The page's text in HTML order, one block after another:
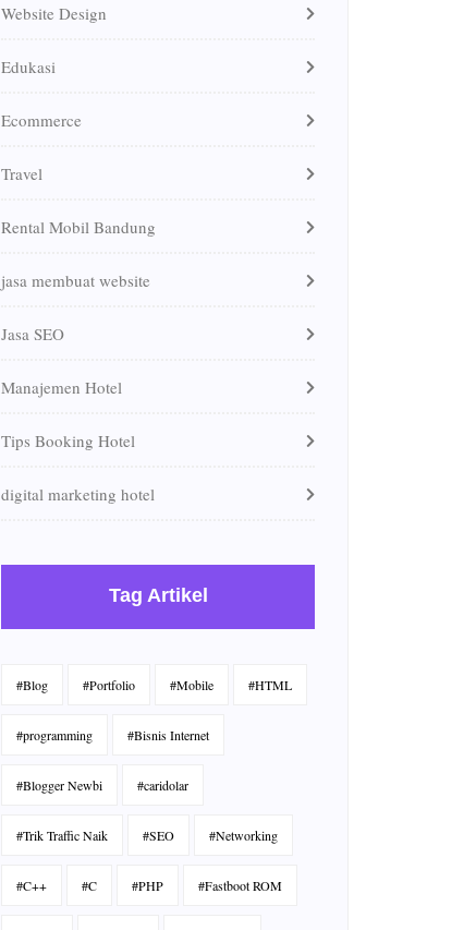
Website Design
Edukasi
Ecommerce
Travel
Rental Mobil Bandung
jasa membuat website
Jasa SEO
Manajemen Hotel
Tips Booking Hotel
digital marketing hotel
Tag Artikel
#Blog #Portfolio #Mobile #HTML
#programming #Bisnis Internet
#Blogger Newbi #caridolar
#Trik Traffic Naik #SEO #Networking
#C++ #C #PHP #Fastboot ROM